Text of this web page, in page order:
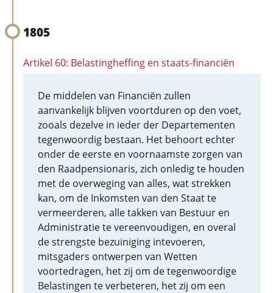
1805
Artikel 60: Belastingheffing en staats-financiën
De middelen van Financiën zullen
aanvankelijk blijven voortduren op den voet,
zooals dezelve in ieder der Departementen
tegenwoordig bestaan. Het behoort echter
onder de eerste en voornaamste zorgen van
den Raadpensionaris, zich onledig te houden
met de overweging van alles, wat strekken
kan, om de Inkomsten van den Staat te
vermeerderen, alle takken van Bestuur en
Administratie te vereenvoudigen, en overal
de strengste bezuiniging intevoeren,
mitsgaders ontwerpen van Wetten
voortedragen, het zij om de tegenwoordige
Belastingen te verbeteren, het zij om een